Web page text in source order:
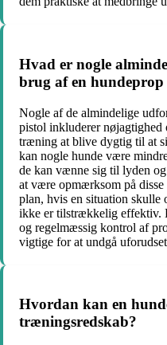
Hvad er nogle
brug af en hundeprop
Nogle af de almindelige
pistol inkluderer
træning at blive dygtig til at
kan nogle hunde være
de kan vænne sig til lyden
at være opmærksom på
plan, hvis en situation skulle
ikke er tilstrækkelig effektiv.
og regelmæssig kontrol af
vigtige for at undgå
Hvordan kan en
træningsredskab?